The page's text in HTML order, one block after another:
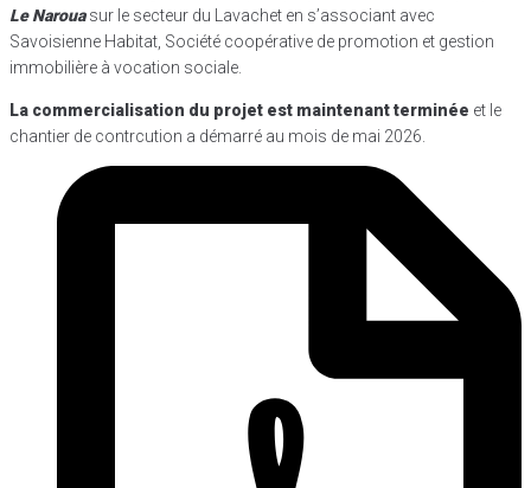
Le Narouasur le secteur du Lavachet en s’associant avec
Savoisienne Habitat, Société coopérative de promotion et gestion
immobilière à vocation sociale.
La commercialisation du projet est maintenant terminée et le
chantier de contrcution a démarré au mois de mai 2026.